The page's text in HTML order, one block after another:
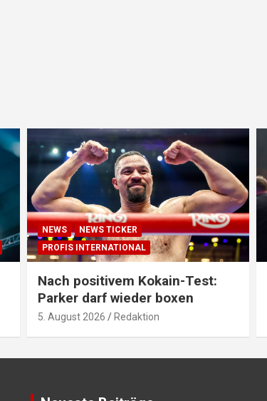
NEWS
NEWS TICKER
PROFIS INTERNATIONAL
Nach positivem Kokain-Test:
Parker darf wieder boxen
5. August 2026 Redaktion